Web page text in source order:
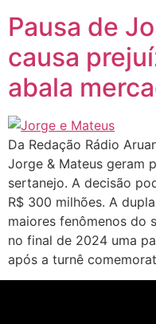
Pausa de
causa
abala
Da Redação Rádio
Jorge & Mateus geram
sertanejo. A decisão
R$ 300 milhões. A
maiores fenômenos do
no final de 2024 uma
após a turnê